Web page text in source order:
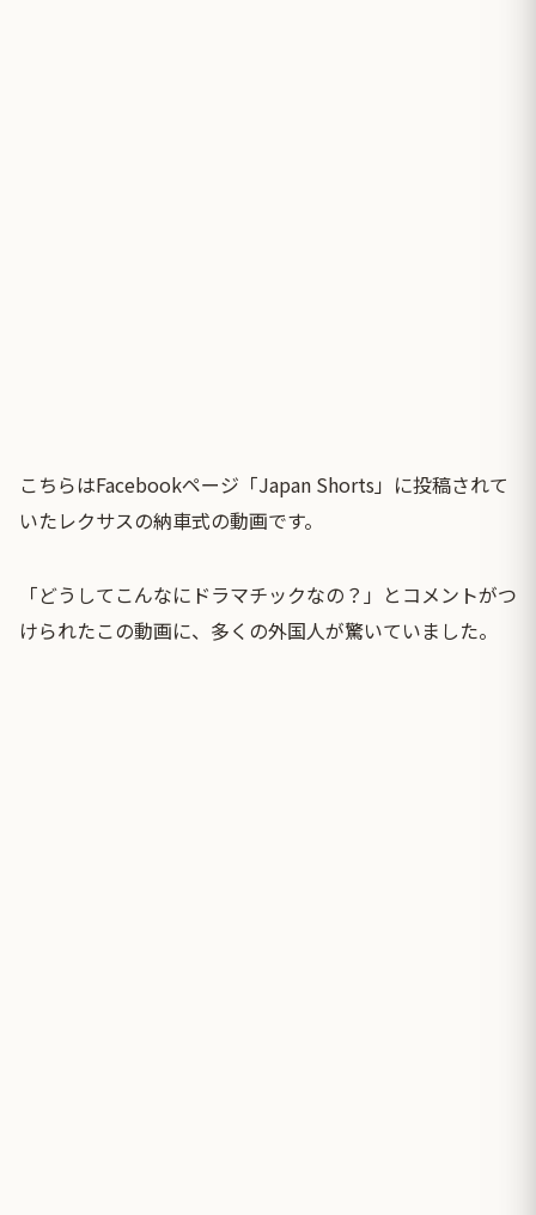
こちらはFacebookページ「Japan Shorts」に投稿されて
いたレクサスの納車式の動画です。
「どうしてこんなにドラマチックなの？」とコメントがつ
けられたこの動画に、多くの外国人が驚いていました。